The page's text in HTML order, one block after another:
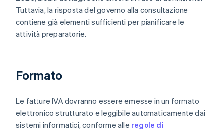
Tuttavia, la risposta del governo alla consultazione
contiene già elementi sufficienti per pianificare le
attività preparatorie.
Formato
Le fatture IVA dovranno essere emesse in un formato
elettronico strutturato e leggibile automaticamente dai
sistemi informatici, conforme alle regole di